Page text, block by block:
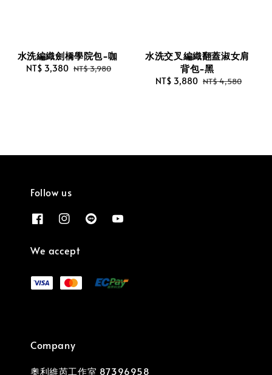
水洗編織劍橋學院包-咖
Sale
NT$ 3,380 Regular
NT$ 3,980
水洗交叉編織翻蓋淑女肩
背包-黑
Sale
NT$ 3,880 Regular
NT$ 4,580
Follow us
We accept
Company
奧利維芮工作室 87396958